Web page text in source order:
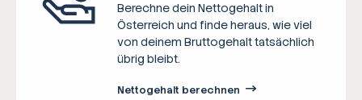
Berechne dein Nettogehalt in
Österreich und finde heraus, wie viel
von deinem Bruttogehalt tatsächlich
übrig bleibt.
Nettogehalt berechnen